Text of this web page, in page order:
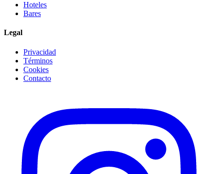
Hoteles
Bares
Legal
Privacidad
Términos
Cookies
Contacto